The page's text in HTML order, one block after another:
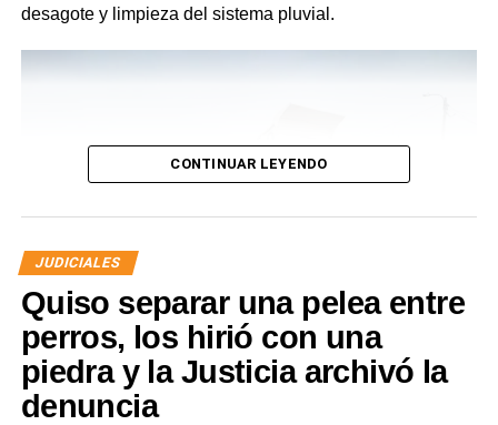
desagote y limpieza del sistema pluvial.
Desde Defensa Civil y Desarrollo Social se brindó
CONTINUAR LEYENDO
JUDICIALES
Quiso separar una pelea entre
perros, los hirió con una
piedra y la Justicia archivó la
denuncia